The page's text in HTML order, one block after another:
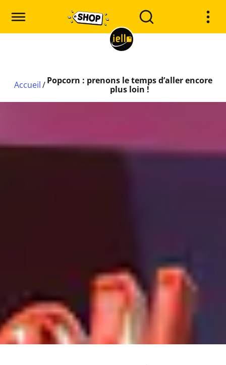
Accueil/Popcorn : prenons le temps d’aller encore
plus loin !